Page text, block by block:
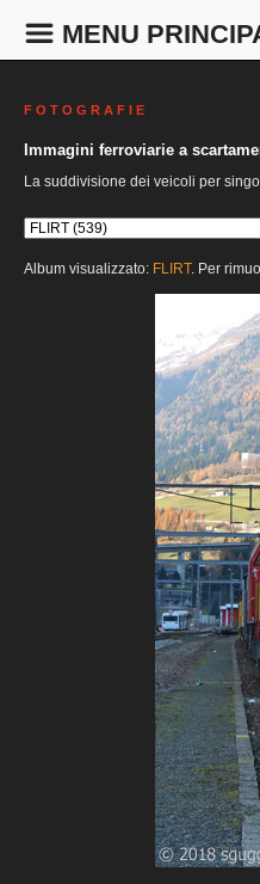
MENU
F O T O G R A F I E
Immagini ferroviarie a
La suddivisione dei veicoli per
Album visualizzato: FLIRT. Per